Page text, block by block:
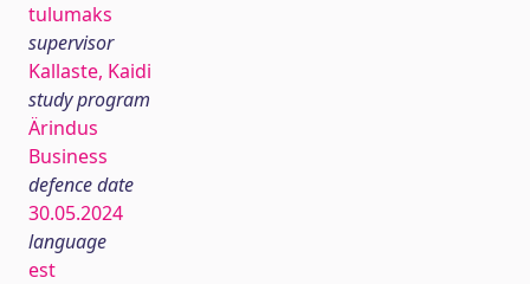
tulumaks
supervisor
Kallaste, Kaidi
study program
Ärindus
Business
defence date
30.05.2024
language
est